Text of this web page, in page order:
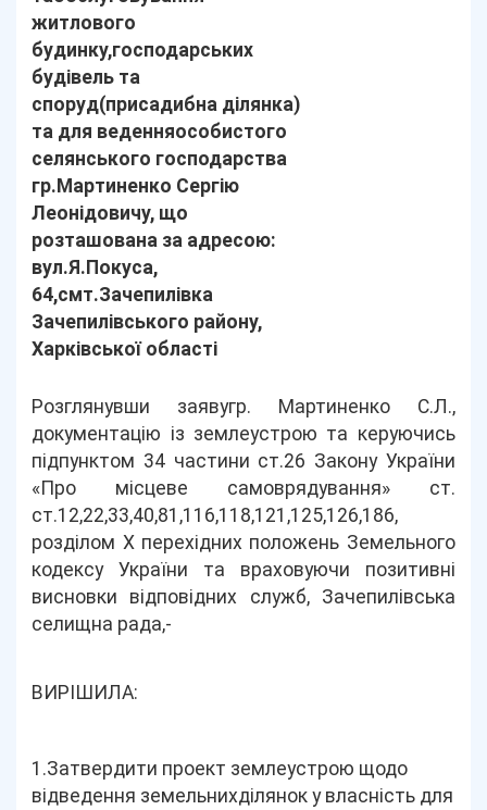
житлового
будинку,господарських
будівель та
споруд(присадибна ділянка)
та для веденняособистого
селянського господарства
гр.Мартиненко Сергію
Леонідовичу, що
розташована за адресою:
вул.Я.Покуса,
64,смт.Зачепилівка
Зачепилівського району,
Харківської області
Розглянувши заявугр. Мартиненко С.Л.,
документацію із землеустрою та керуючись
підпунктом 34 частини ст.26 Закону України
«Про місцеве самоврядування» ст.
ст.12,22,33,40,81,116,118,121,125,126,186,
розділом Х перехідних положень Земельного
кодексу України та враховуючи позитивні
висновки відповідних служб, Зачепилівська
селищна рада,-
ВИРІШИЛА:
1.Затвердити проект землеустрою щодо
відведення земельнихділянок у власність для